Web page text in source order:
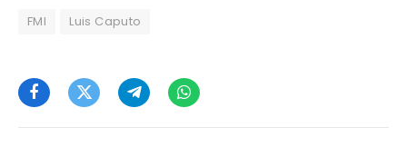
FMI Luis Caputo
FacebookTwitterTelegramWhatsApp